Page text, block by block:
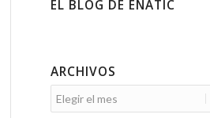
EL BLOG DE ENATIC
ARCHIVOS